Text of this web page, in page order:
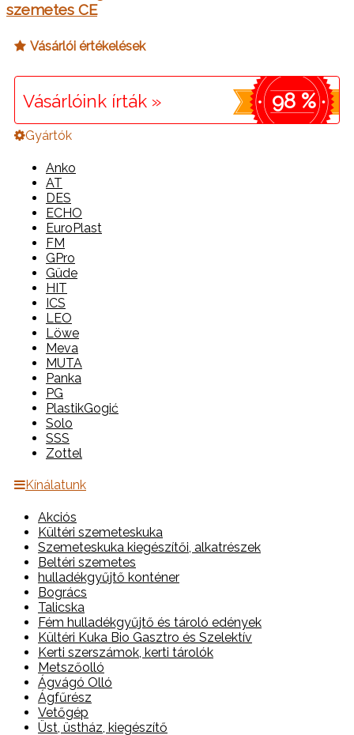
szemetes CE
Vásárlói értékelések
Vásárlóink írták » 98 %
Gyártók
Anko
AT
DES
ECHO
EuroPlast
FM
GPro
Güde
HIT
ICS
LEO
Löwe
Meva
MUTA
Panka
PG
PlastikGogić
Solo
SSS
Zottel
Kínálatunk
Akciós
Kültéri szemeteskuka
Szemeteskuka kiegészítői, alkatrészek
Beltéri szemetes
hulladékgyűjtő konténer
Bogrács
Talicska
Fém hulladékgyűjtő és tároló edények
Kültéri Kuka Bio Gasztro és Szelektív
Kerti szerszámok, kerti tárolók
Metszőolló
Ágvágó Olló
Ágfűrész
Vetőgép
Üst, üstház, kiegészítő